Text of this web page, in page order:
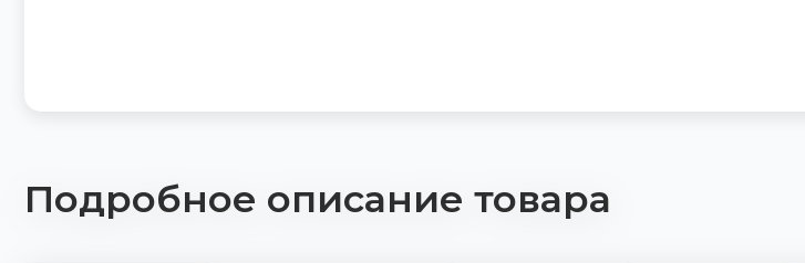
Подробное описание товара